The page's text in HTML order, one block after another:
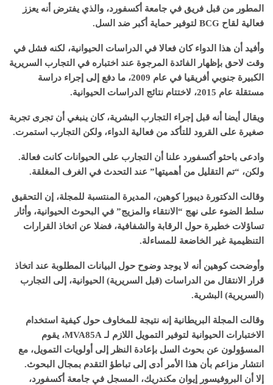
المطور من قبل فريق في جامعة أكسفورد، والذي يفترض أنه يعزز
فعالية لقاح BCG لتوفير حماية أكبر ضد السل.
وأفيد أن هذا الدواء كان فعالا في الدراسات الحيوانية، لكنه فشل في
وقت لاحق بإظهار الفائدة المرجوة عند اختباره في التجارب السريرية
الكبيرة جنوبي أفريقيا في عام 2009، ما دفع إلى إجراء دراسة
مستقلة عام 2015، لاختتام نتائج الدراسات الحيوانية.
ويقال أيضا أنه قبل إجراء التجارب البشرية، كان ينبغي أن تجرى تجربة
صغيرة على القرود للتأكد من فعالية الدواء، ولكن التجارب استمرت.
وادعى باحثو أكسفورد علنا أن التجارب على الحيوانات كانت فعالة.
ولكن، “تم التقليل من أهميتها” عند التحدث في الغرف المغلقة.
وقالت الدكتورة ديبورا كوهين، المديرة المنتسبة للمجلة، إن التحقيق
سلط الضوء على نهج “الانتقاء والمزيج” في البحوث الحيوانية، وأثار
تساؤلات خطيرة حول الرقابة والشفافية، فضلا عن اتخاذ القرارات
التنظيمية غير الخاضعة للمساءلة.
وأوضحت كوهين أنه لا يوجد وضوح حول البيانات المطلوبة عند اتخاذ
قرار الانتقال من الدراسات (قبل السريرية) الحيوانية، إلى التجارب
(السريرية) البشرية.
وقالت المجلة البريطانية إنه نتيجة للمخاوف حول كيفية استخدام
الاختبارات الحيوانية لتوفير التمويل اللازم لـ MVA85A، يقوم
المسؤولون عن بحوث السل بإعادة النظر إلى أولويات التمويل، مع
انتشار مزاعم بأن هذا الأمر أدى إلى تباطؤ التقدم بمجال البحوث.
إلا أن البروفيسور إيوان مكندريك، المسجل في جامعة أكسفورد،